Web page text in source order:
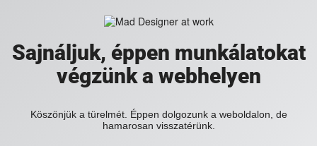
Sajnáljuk, éppen munkálatokat
végzünk a webhelyen
Köszönjük a türelmét. Éppen dolgozunk a weboldalon, de
hamarosan visszatérünk.